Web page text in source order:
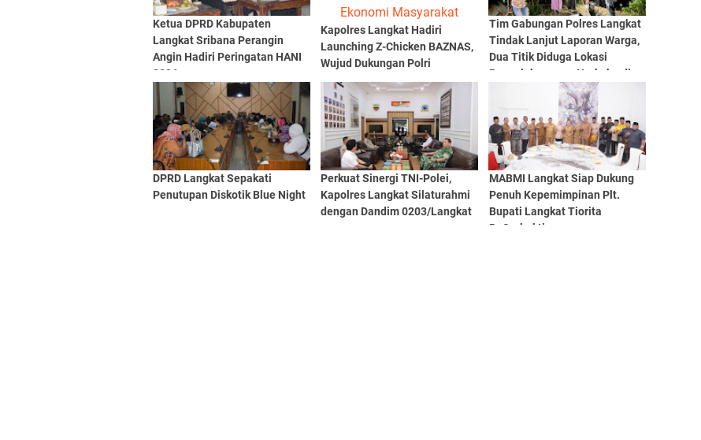
Ketua DPRD Kabupaten
Langkat Sribana Perangin
Angin Hadiri Peringatan HANI
2026
Kapolres Langkat Hadiri
Launching Z-Chicken BAZNAS,
Wujud Dukungan Polri
TerhadapPemberdayaan
Ekonomi Masyarakat
Tim Gabungan Polres Langkat
Tindak Lanjut Laporan Warga,
Dua Titik Diduga Lokasi
Penyalahgunaan Narkoba di
Desa Bubun Dimusnahkan
DPRD Langkat Sepakati
Penutupan Diskotik Blue Night
Perkuat Sinergi TNI-Polei,
Kapolres Langkat Silaturahmi
dengan Dandim 0203/Langkat
MABMI Langkat Siap Dukung
Penuh Kepemimpinan Plt.
Bupati Langkat Tiorita
Br.Surbakti